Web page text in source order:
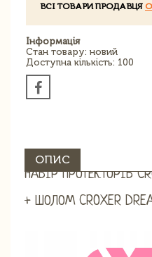
ВСІ ТОВАРИ ПРОДАВЦЯ
Інформація
Стан товару: новий
Доступна кількість: 100
ОПИС
НАБІР ПРОТЕКТОРІВ
+ ШОЛОМ CROXER